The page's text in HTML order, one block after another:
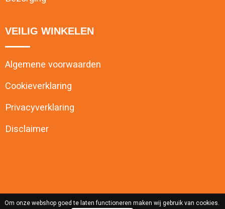
VEILIG WINKELEN
Algemene voorwaarden
Cookieverklaring
Privacyverklaring
Disclaimer
Om onze webshop goed te laten functioneren maken wij gebruik van cookies.